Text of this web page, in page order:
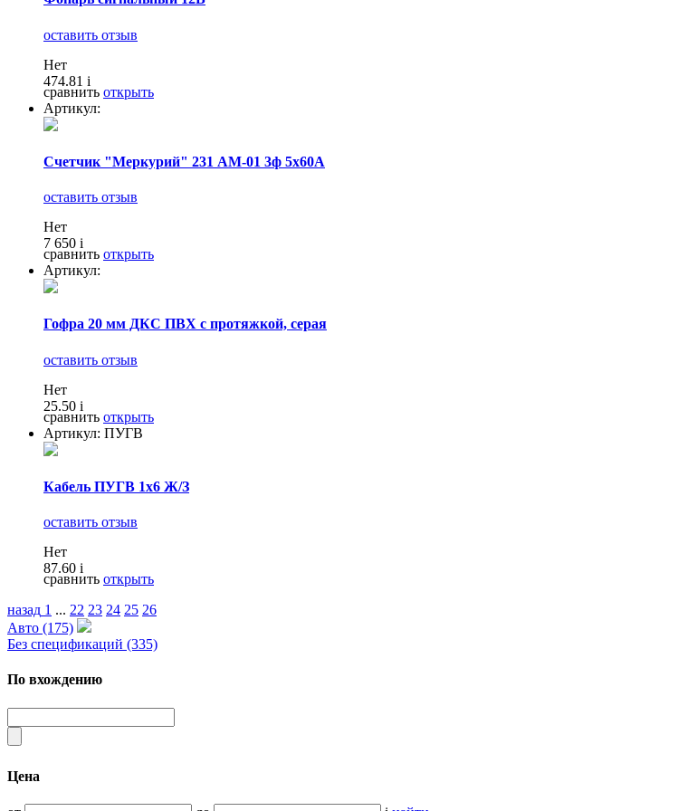
оставить отзыв
Нет
474.81 i
сравнить открыть
Артикул:
Счетчик "Меркурий" 231 АМ-01 3ф 5х60А
оставить отзыв
Нет
7 650 i
сравнить открыть
Артикул:
Гофра 20 мм ДКС ПВХ с протяжкой, серая
оставить отзыв
Нет
25.50 i
сравнить открыть
Артикул: ПУГВ
Кабель ПУГВ 1х6 Ж/З
оставить отзыв
Нет
87.60 i
сравнить открыть
назад 1 ... 22 23 24 25 26
Авто (175)
Без спецификаций (335)
По вхождению
Цена